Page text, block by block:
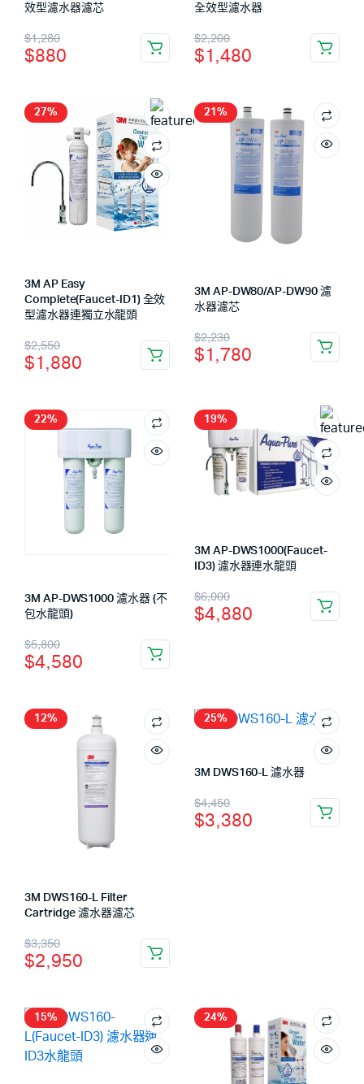
效型濾水器濾芯
$1,280
$880
全效型濾水器
$2,200
$1,480
27%
3M AP Easy
Complete(Faucet-ID1) 全效
型濾水器連獨立水龍頭
$2,550
$1,880
21%
3M AP-DW80/AP-DW90 濾
水器濾芯
$2,230
$1,780
22%
3M AP-DWS1000 濾水器 (不
包水龍頭)
$5,800
$4,580
19%
3M AP-DWS1000(Faucet-
ID3) 濾水器連水龍頭
$6,000
$4,880
12%
3M DWS160-L Filter
Cartridge 濾水器濾芯
$3,350
$2,950
25%
3M DWS160-L 濾水器
$4,450
$3,380
15% 24%